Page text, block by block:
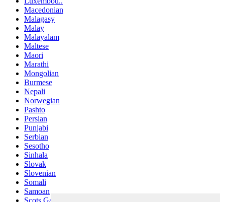
Macedonian
Malagasy
Malay
Malayalam
Maltese
Maori
Marathi
Mongolian
Burmese
Nepali
Norwegian
Pashto
Persian
Punjabi
Serbian
Sesotho
Sinhala
Slovak
Slovenian
Somali
Samoan